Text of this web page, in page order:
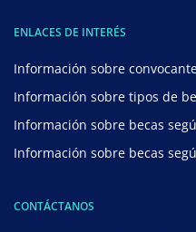
ENLACES DE INTERÉS
Información sobre
Información sobre tipos de
Información sobre becas
Información sobre becas
CONTÁCTANOS